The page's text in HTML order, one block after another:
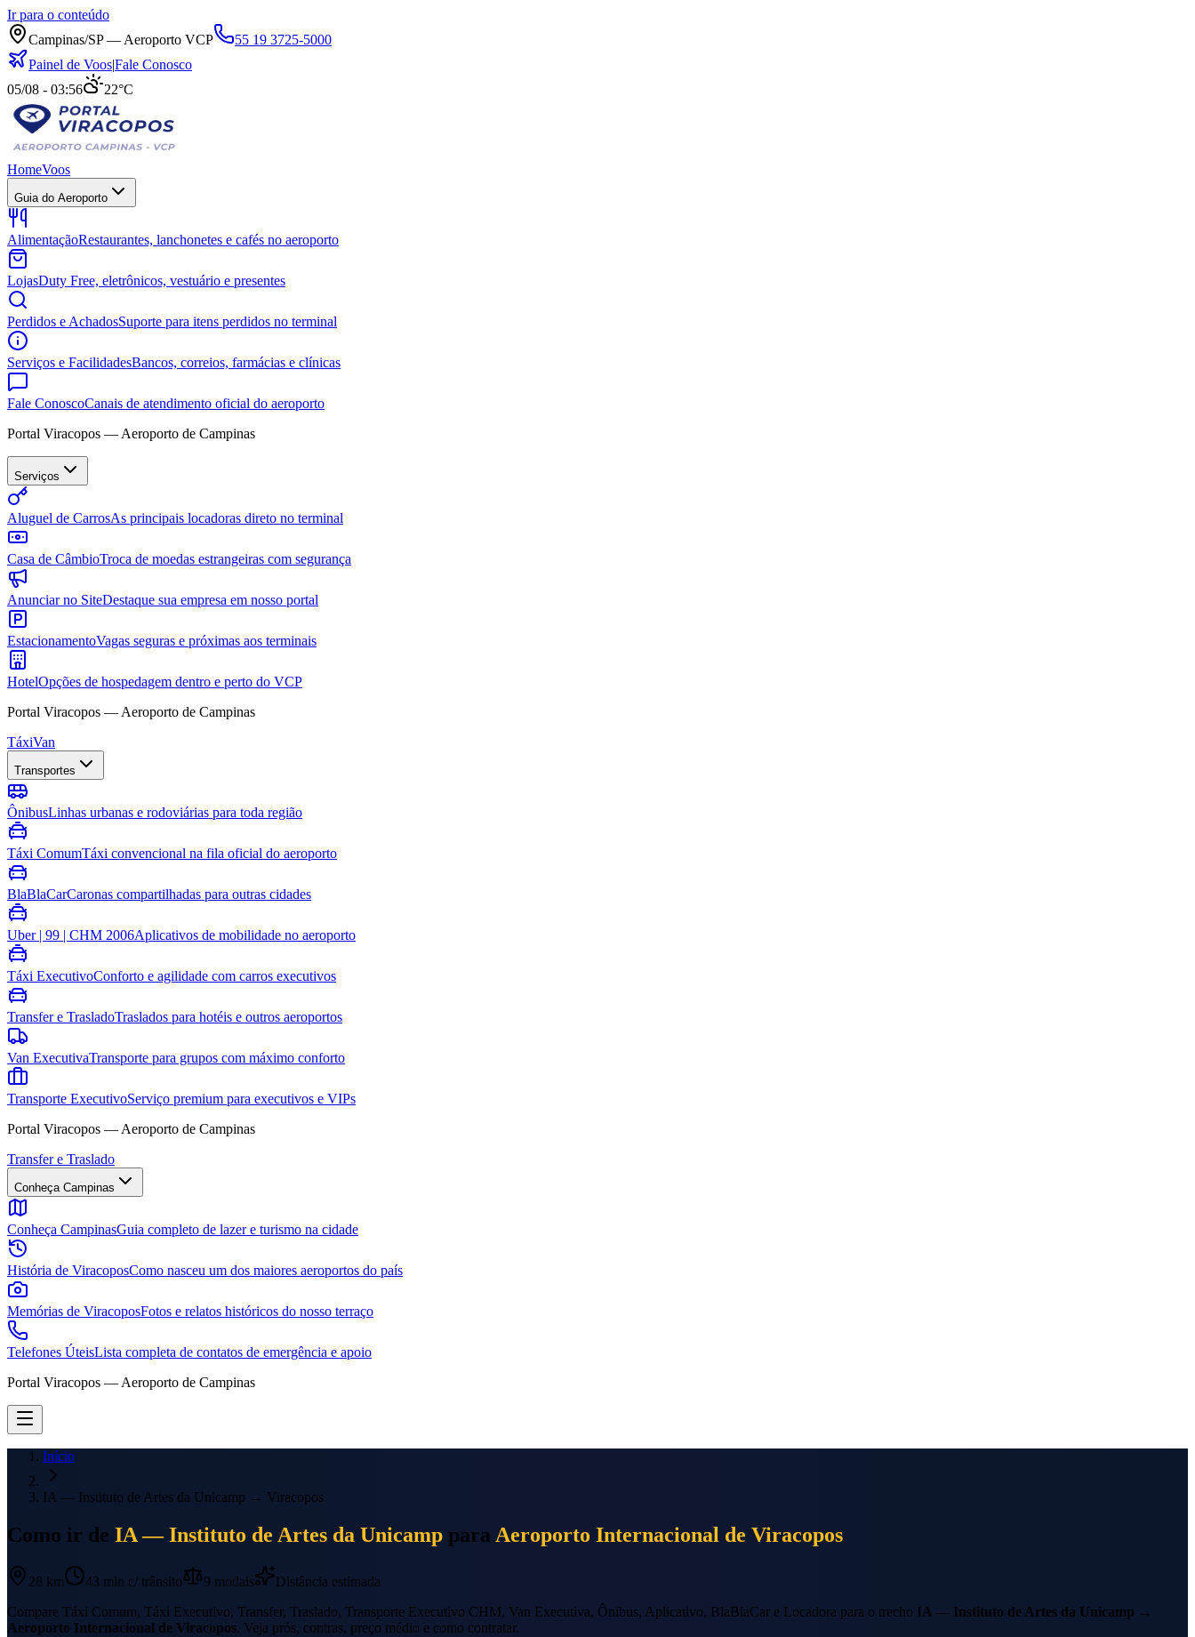
Ir para o conteúdo
Campinas/SP — Aeroporto VCP
55 19 3725-5000
Painel de Voos|Fale Conosco
05/08 - 03:56
22°C
HomeVoos
Guia do Aeroporto
AlimentaçãoRestaurantes, lanchonetes e cafés no aeroporto
LojasDuty Free, eletrônicos, vestuário e presentes
Perdidos e AchadosSuporte para itens perdidos no terminal
Serviços e FacilidadesBancos, correios, farmácias e clínicas
Fale ConoscoCanais de atendimento oficial do aeroporto
Portal Viracopos — Aeroporto de Campinas
Serviços
Aluguel de CarrosAs principais locadoras direto no terminal
Casa de CâmbioTroca de moedas estrangeiras com segurança
Anunciar no SiteDestaque sua empresa em nosso portal
EstacionamentoVagas seguras e próximas aos terminais
HotelOpções de hospedagem dentro e perto do VCP
Portal Viracopos — Aeroporto de Campinas
TáxiVan
Transportes
ÔnibusLinhas urbanas e rodoviárias para toda região
Táxi ComumTáxi convencional na fila oficial do aeroporto
BlaBlaCarCaronas compartilhadas para outras cidades
Uber | 99 | CHM 2006Aplicativos de mobilidade no aeroporto
Táxi ExecutivoConforto e agilidade com carros executivos
Transfer e TrasladoTraslados para hotéis e outros aeroportos
Van ExecutivaTransporte para grupos com máximo conforto
Transporte ExecutivoServiço premium para executivos e VIPs
Portal Viracopos — Aeroporto de Campinas
Transfer e Traslado
Conheça Campinas
Conheça CampinasGuia completo de lazer e turismo na cidade
História de ViracoposComo nasceu um dos maiores aeroportos do país
Memórias de ViracoposFotos e relatos históricos do nosso terraço
Telefones ÚteisLista completa de contatos de emergência e apoio
Portal Viracopos — Aeroporto de Campinas
Início
IA — Instituto de Artes da Unicamp → Viracopos
Como ir de IA — Instituto de Artes da Unicamp para Aeroporto Internacional de Viracopos
28 km 43 min c/ trânsito 9 modais
Distância estimada
Compare Táxi Comum, Táxi Executivo, Transfer, Traslado, Transporte Executivo CHM, Van Executiva, Ônibus, Aplicativo, BlaBlaCar e Locadora para o trecho IA — Instituto de Artes da Unicamp →
Aeroporto Internacional de Viracopos. Veja prós, contras, preço médio e como contratar.